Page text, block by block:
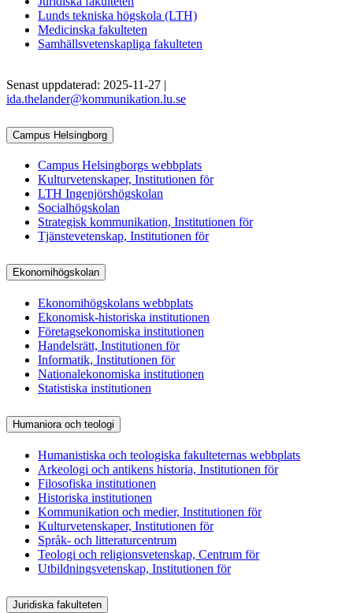
Lunds tekniska högskola (LTH)
Medicinska fakulteten
Samhällsvetenskapliga fakulteten
Senast uppdaterad: 2025-11-27 |
ida.thelander@kommunikation.lu.se
Campus Helsingborg
Campus Helsingborgs webbplats
Kulturvetenskaper, Institutionen för
LTH Ingenjörshögskolan
Socialhögskolan
Strategisk kommunikation, Institutionen för
Tjänstevetenskap, Institutionen för
Ekonomihögskolan
Ekonomihögskolans webbplats
Ekonomisk-historiska institutionen
Företagsekonomiska institutionen
Handelsrätt, Institutionen för
Informatik, Institutionen för
Nationalekonomiska institutionen
Statistiska institutionen
Humaniora och teologi
Humanistiska och teologiska fakulteternas webbplats
Arkeologi och antikens historia, Institutionen för
Filosofiska institutionen
Historiska institutionen
Kommunikation och medier, Institutionen för
Kulturvetenskaper, Institutionen för
Språk- och litteraturcentrum
Teologi och religionsvetenskap, Centrum för
Utbildningsvetenskap, Institutionen för
Juridiska fakulteten